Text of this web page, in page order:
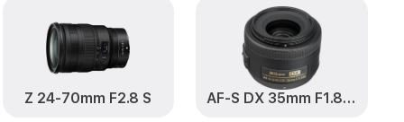
Заказать
f/2.8D AF
Заказать
Z 24-70mm F2.8 S AF-S DX 35mm F1.8 G Nikkor